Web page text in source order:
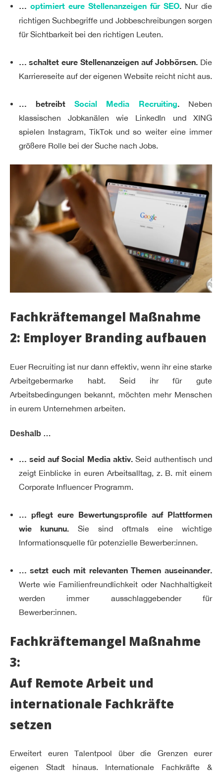
… optimiert eure Stellenanzeigen für SEO. Nur die
richtigen Suchbegriffe und Jobbeschreibungen sorgen
für Sichtbarkeit bei den richtigen Leuten.
… schaltet eure Stellenanzeigen auf Jobbörsen. Die
Karriereseite auf der eigenen Website reicht nicht aus.
… betreibtSocial Media Recruiting.Neben
klassischen Jobkanälen wie LinkedIn und XING
spielen Instagram, TikTok und so weiter eine immer
größere Rolle bei der Suche nach Jobs.
Fachkräftemangel Maßnahme
2: Employer Branding aufbauen
Euer Recruiting ist nur dann effektiv, wenn ihr eine starke
Arbeitgebermarke habt. Seid ihr für gute
Arbeitsbedingungen bekannt, möchten mehr Menschen
in eurem Unternehmen arbeiten.
Deshalb …
… seid auf Social Media aktiv.Seid authentisch und
zeigt Einblicke in euren Arbeitsalltag, z. B. mit einem
Corporate Influencer Programm.
… pflegt eure Bewertungsprofile auf Plattformen
wie kununu.
Sie sind oftmals eine wichtige
Informationsquelle für potenzielle Bewerber:innen.
… setzt euch mit relevanten Themen auseinander.
Werte wie Familienfreundlichkeit oder Nachhaltigkeit
werden immer ausschlaggebender für
Bewerber:innen.
Fachkräftemangel Maßnahme
3:
Auf Remote Arbeit und
internationale Fachkräfte
setzen
Erweitert euren Talentpool über die Grenzen eurer
eigenen Stadt hinaus. Internationale Fachkräfte &